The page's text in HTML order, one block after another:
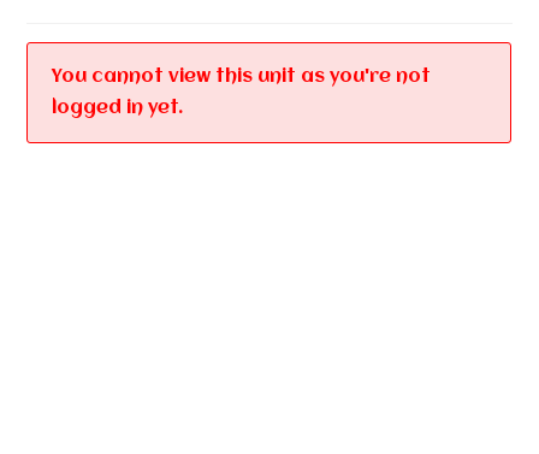
You cannot view this unit as you're not
logged in yet.